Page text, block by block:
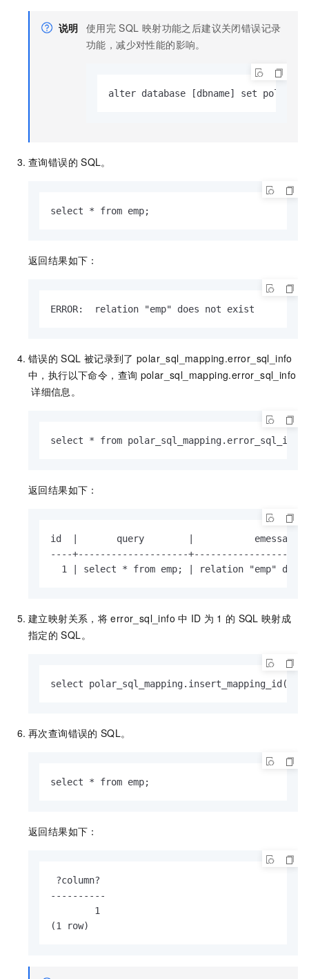
说明 使用完 SQL 映射功能之后建议关闭错误记录
功能，减少对性能的影响。
alter database [dbname] set
查询错误的 SQL。
select * from emp;
返回结果如下：
ERROR:  relation "emp" does not exist
错误的 SQL 被记录到了 polar_sql_mapping.error_sql_info
中，执行以下命令，查询 polar_sql_mapping.error_sql_info
详细信息。
select * from
返回结果如下：
id  |       query        |
----+--------------------
1 | select * from emp; | relation "emp" does
建立映射关系，将 error_sql_info 中 ID 为 1 的 SQL 映射成
指定的 SQL。
select
再次查询错误的 SQL。
select * from emp;
返回结果如下：
?column?
----------
        1
(1 row)